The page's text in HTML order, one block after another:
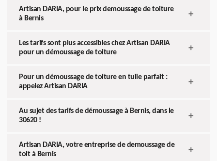
Artisan DARIA, pour le prix demoussage de toiture
à Bernis
Les tarifs sont plus accessibles chez Artisan DARIA
pour un démoussage de toiture
Pour un démoussage de toiture en tuile parfait :
appelez Artisan DARIA
Au sujet des tarifs de démoussage à Bernis, dans le
30620 !
Artisan DARIA, votre entreprise de demoussage de
toit à Bernis